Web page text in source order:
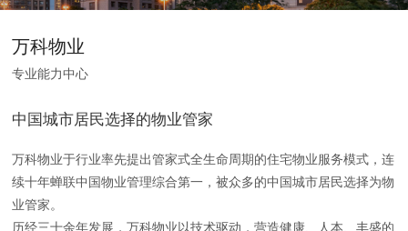
万科物业
专业能力中心
中国城市居民选择的物业管家
万科物业于行业率先提出管家式全生命周期的住宅物业服务模式，连
续十年蝉联中国物业管理综合第一，被众多的中国城市居民选择为物
业管家。
历经三十余年发展，万科物业以技术驱动，营造健康、人本、丰盛的